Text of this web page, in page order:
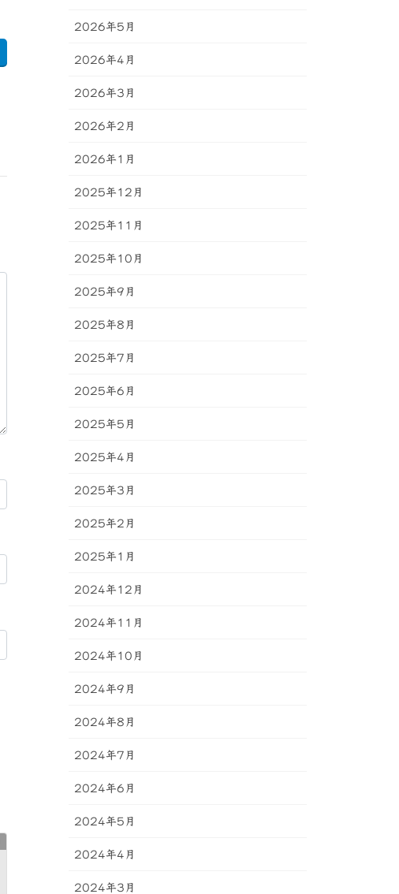
2026年5月
2026年4月
2026年3月
2026年2月
2026年1月
2025年12月
2025年11月
2025年10月
2025年9月
2025年8月
2025年7月
2025年6月
2025年5月
2025年4月
2025年3月
2025年2月
2025年1月
2024年12月
2024年11月
2024年10月
2024年9月
2024年8月
2024年7月
2024年6月
2024年5月
2024年4月
2024年3月